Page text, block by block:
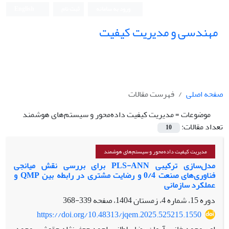
مهندسی و مدیریت کیفیت
صفحه اصلی
فهرست مقالات
موضوعات =مدیریت کیفیت داده‌محور و سیستم‌های هوشمند
تعداد مقالات:
10
مدیریت کیفیت داده‌محور و سیستم‌های هوشمند
مدل‌سازی ترکیبی PLS-ANN برای بررسی نقش میانجی
فناوری‌های صنعت 0/4 و رضایت مشتری در رابطه بین QMP و
عملکرد سازمانی
دوره 15، شماره 4، زمستان 1404، صفحه
339-368
https://doi.org/10.48313/jqem.2025.525215.1550